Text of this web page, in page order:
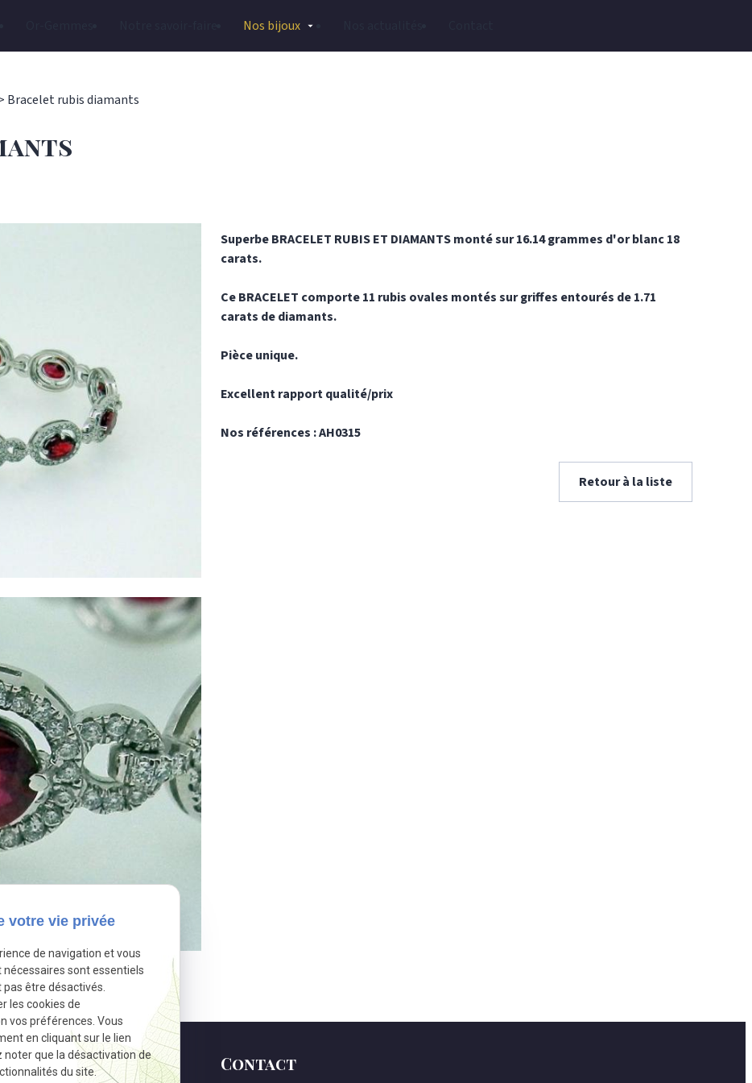
Nos bijoux
Bracelet rubis diamants
Superbe BRACELET RUBIS ET DIAMANTS monté sur 16.14 grammes d'or blanc 18
carats.
Ce BRACELET comporte 11 rubis ovales montés sur griffes entourés de 1.71
carats de diamants.
Pièce unique.
Excellent rapport qualité/prix
Nos références : AH0315
Retour à la liste
Contact
votre vie privée
de navigation et vous
sont essentiels
être désactivés.
les cookies de
vos préférences. Vous
en cliquant sur le lien
noter que la désactivation de
du site.